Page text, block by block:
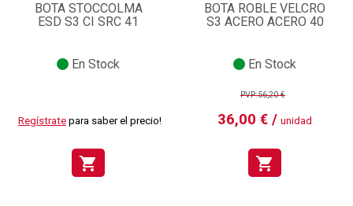
BOTA STOCCOLMA
ESD S3 CI SRC 41
En Stock
Regístrate para saber el precio!
shopping_cart
BOTA ROBLE VELCRO
S3 ACERO ACERO 40
En Stock
PVP:56,20 €
36,00 € / unidad
shopping_cart